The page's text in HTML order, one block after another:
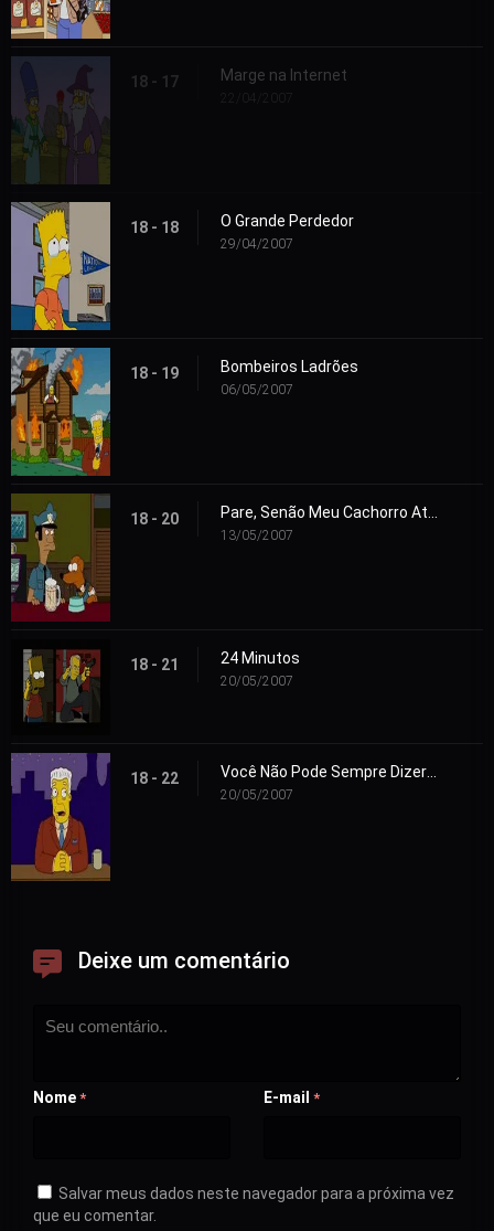
18 - 17 Marge na Internet
18 - 18 O Grande Perdedor
29/04/2007
18 - 19 Bombeiros Ladrões
06/05/2007
18 - 20
13/05/2007
18 - 21 24 Minutos
20/05/2007
18 - 22
20/05/2007
Deixe um comentário
Nome * E-mail *
Salvar meus dados neste navegador para a próxima vez
que eu comentar.